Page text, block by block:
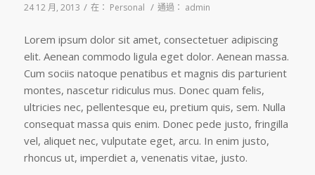
24 12 月, 2013 / 在： Personal / 通過： admin
Lorem ipsum dolor sit amet, consectetuer adipiscing
elit. Aenean commodo ligula eget dolor. Aenean massa.
Cum sociis natoque penatibus et magnis dis parturient
montes, nascetur ridiculus mus. Donec quam felis,
ultricies nec, pellentesque eu, pretium quis, sem. Nulla
consequat massa quis enim. Donec pede justo, fringilla
vel, aliquet nec, vulputate eget, arcu. In enim justo,
rhoncus ut, imperdiet a, venenatis vitae, justo.